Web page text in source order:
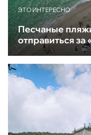
ЭТО ИНТЕРЕСНО
Песчаные
отправиться